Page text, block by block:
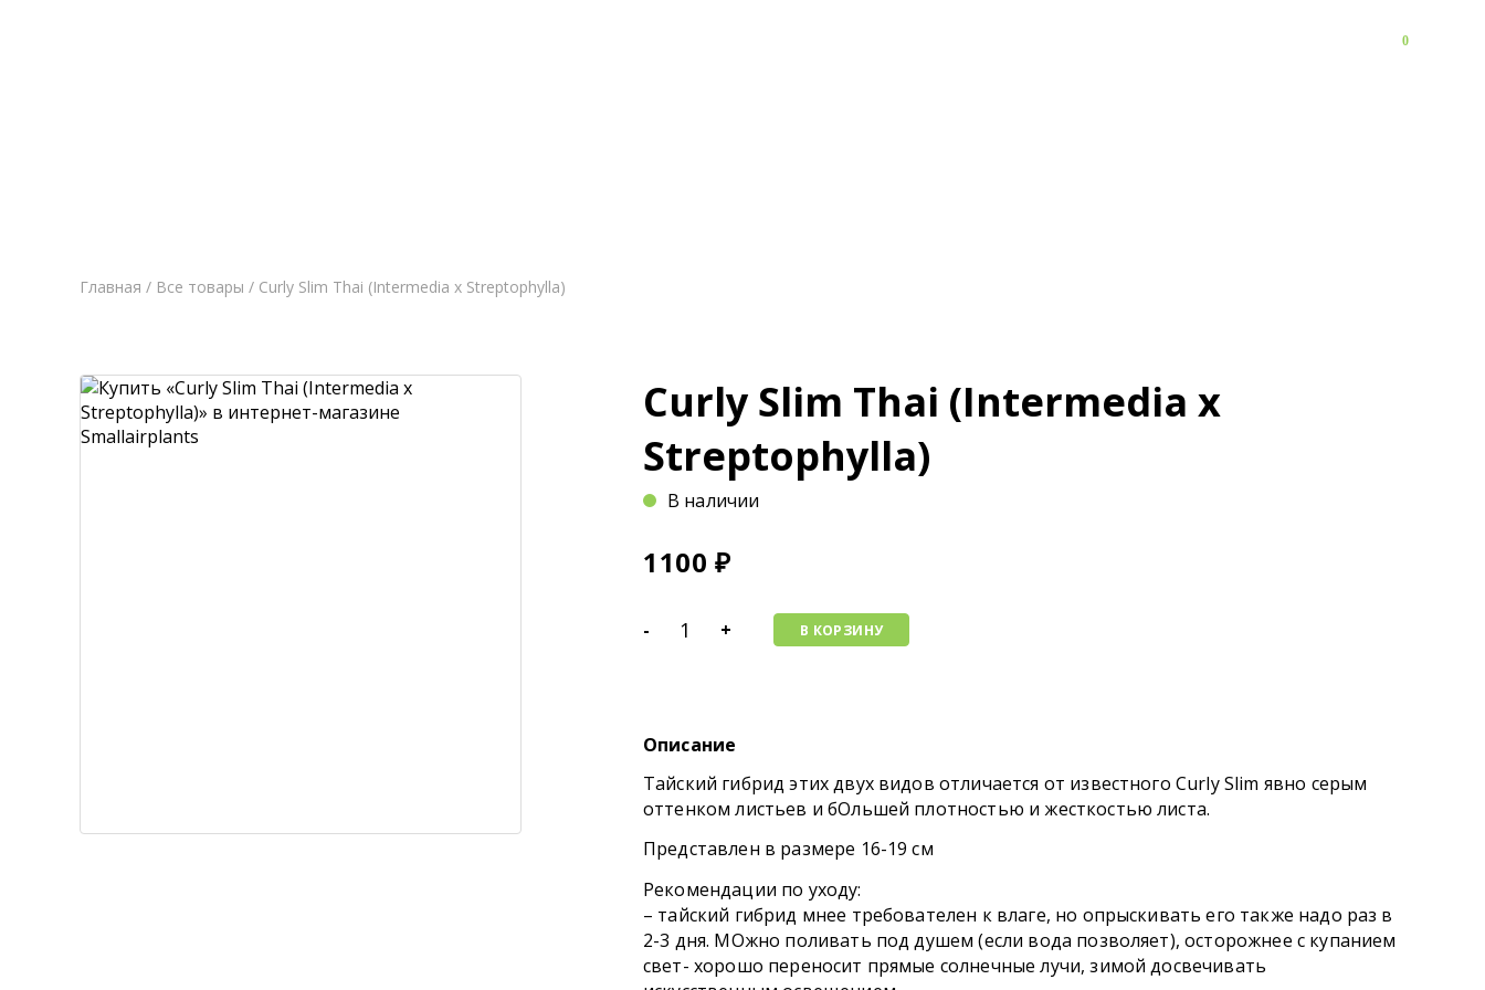
0
Главная / Все товары / Curly Slim Thai (Intermedia x Streptophylla)
Curly Slim Thai (Intermedia x
Streptophylla)
В наличии
1100 ₽
- + В КОРЗИНУ
Описание
Тайский гибрид этих двух видов отличается от известного Curly Slim явно серым
оттенком листьев и бОльшей плотностью и жесткостью листа.
Представлен в размере 16-19 см
Рекомендации по уходу:
– тайский гибрид мнее требователен к влаге, но опрыскивать его также надо раз в
2-3 дня. МОжно поливать под душем (если вода позволяет), осторожнее с купанием
свет- хорошо переносит прямые солнечные лучи, зимой досвечивать